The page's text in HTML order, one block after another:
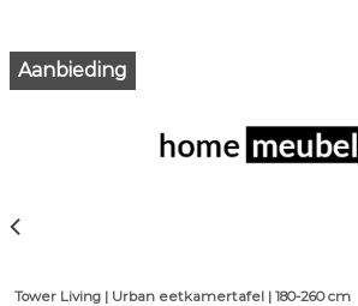
Aanbieding
Tower Living | Urban eetkamertafel | 180-260 cm